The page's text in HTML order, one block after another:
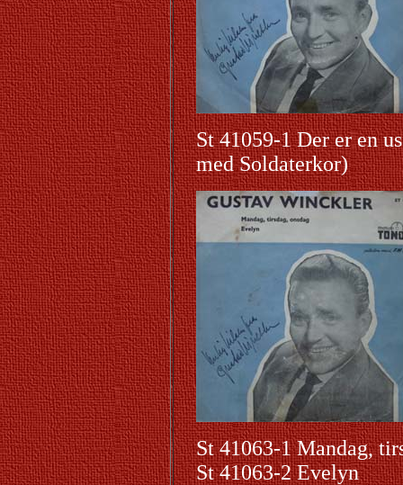
St 41059-1 Der er en
med Soldaterkor)
St 41063-1 Mandag,
St 41063-2 Evelyn